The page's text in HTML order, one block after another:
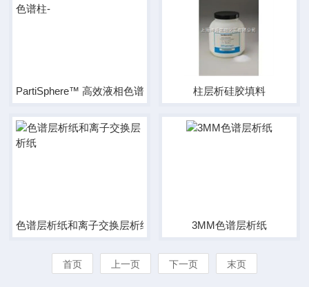
PartiSphere™ 高效液相色谱柱- 柱层析硅胶填料
色谱层析纸和离子交换层析纸 3MM色谱层析纸
首页 上一页 下一页 末页